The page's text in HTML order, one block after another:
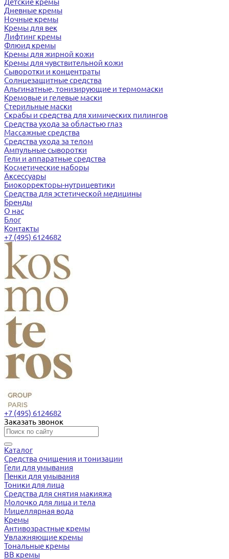
Детские кремы
Дневные кремы
Ночные кремы
Кремы для век
Лифтинг кремы
Флюид кремы
Кремы для жирной кожи
Кремы для чувствительной кожи
Сыворотки и концентраты
Солнцезащитные средства
Альгинатные, тонизирующие и термомаски
Кремовые и гелевые маски
Стерильные маски
Скрабы и средства для химических пилингов
Средства ухода за областью глаз
Массажные средства
Средства ухода за телом
Ампульные сыворотки
Гели и аппаратные средства
Косметические наборы
Аксессуары
Биокорректоры-нутрицевтики
Средства для эстетической медицины
Бренды
О нас
Блог
Контакты
+7 (495) 6124682
+7 (495) 6124682
Заказать звонок
Каталог
Средства очищения и тонизации
Гели для умывания
Пенки для умывания
Тоники для лица
Средства для снятия макияжа
Молочко для лица и тела
Мицеллярная вода
Кремы
Антивозрастные кремы
Увлажняющие кремы
Тональные кремы
BB кремы